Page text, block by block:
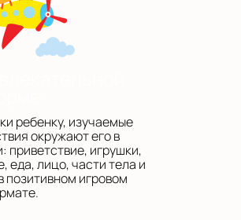
ребенку, изучаемые
окружают его в
приветствие, игрушки,
еда, лицо, части тела и
позитивном игровом